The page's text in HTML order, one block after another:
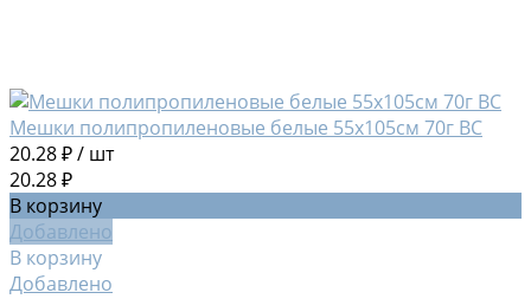
Мешки полипропиленовые белые 55х105см 70г ВС
20.28 ₽/ шт
20.28 ₽
В корзину
Добавлено
В корзину
Добавлено